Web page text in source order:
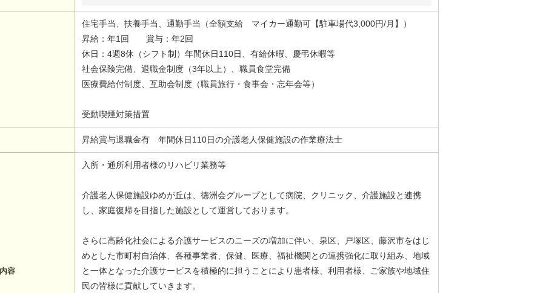
住宅手当、扶養手当、通勤手当（全額支給 マイカー通勤可【駐車場代3,000円/月】）
昇給：年1回 賞与：年2回
休日：4週8休（シフト制）年間休日110日、有給休暇、慶弔休暇等
社会保険完備、退職金制度（3年以上）、職員食堂完備
医療費給付制度、互助会制度（職員旅行・食事会・忘年会等）
受動喫煙対策措置
昇給賞与退職金有 年間休日110日の介護老人保健施設の作業療法士
容
入所・通所利用者様のリハビリ業務等
介護老人保健施設ゆめが丘は、徳洲会グループとして病院、クリニック、介護施設と連携
し、家庭復帰を目指した施設として運営しております。
さらに高齢化社会による介護サービスのニーズの増加に伴い、泉区、戸塚区、藤沢市をはじ
めとした市町村自治体、各種事業者、保健、医療、福祉機関との連携強化に取り組み、地域
と一体となった介護サービスを積極的に担うことにより患者様、利用者様、ご家族や地域住
民の皆様に貢献していきます。